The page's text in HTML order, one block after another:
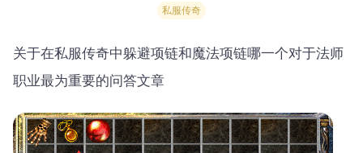
私服传奇
关于在私服传奇中躲避项链和魔法项链哪一个对于法师
职业最为重要的问答文章